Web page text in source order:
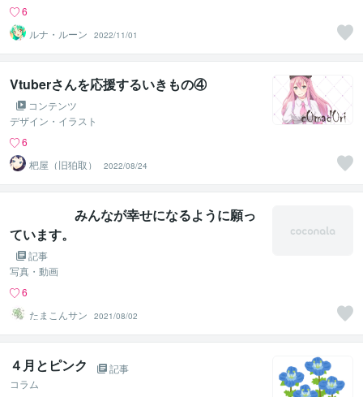
6
ルナ・ルーン
2022/11/01
Vtuberさんを応援するいきもの④
コンテンツ
デザイン・イラスト
6
杷屋（旧狛取）
2022/08/24
みんなが幸せになるように願っ
ています。
記事
写真・動画
6
たまこんサン
2021/08/02
４月とピンク
記事
コラム